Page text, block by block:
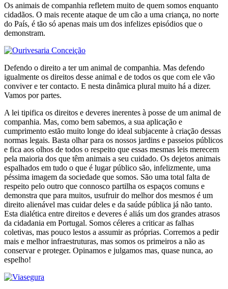
Os animais de companhia refletem muito de quem somos enquanto
cidadãos. O mais recente ataque de um cão a uma criança, no norte
do País, é tão só apenas mais um dos infelizes episódios que o
demonstram.
Defendo o direito a ter um animal de companhia. Mas defendo
igualmente os direitos desse animal e de todos os que com ele vão
conviver e ter contacto. E nesta dinâmica plural muito há a dizer.
Vamos por partes.
A lei tipifica os direitos e deveres inerentes à posse de um animal de
companhia. Mas, como bem sabemos, a sua aplicação e
cumprimento estão muito longe do ideal subjacente à criação dessas
normas legais. Basta olhar para os nossos jardins e passeios públicos
e fica aos olhos de todos o respeito que essas mesmas leis merecem
pela maioria dos que têm animais a seu cuidado. Os dejetos animais
espalhados em tudo o que é lugar público são, infelizmente, uma
péssima imagem da sociedade que somos. São uma total falta de
respeito pelo outro que connosco partilha os espaços comuns e
demonstra que para muitos, usufruir do melhor dos mesmos é um
direito alienável mas cuidar deles e da saúde pública já não tanto.
Esta dialética entre direitos e deveres é aliás um dos grandes atrasos
da cidadania em Portugal. Somos céleres a criticar as falhas
coletivas, mas pouco lestos a assumir as próprias. Corremos a pedir
mais e melhor infraestruturas, mas somos os primeiros a não as
conservar e proteger. Opinamos e julgamos mas, quase nunca, ao
espelho!